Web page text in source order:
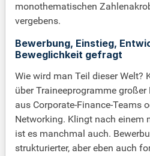
monothematischen
vergebens.
Bewerbung, Einstieg,
Beweglichkeit gefragt
Wie wird man Teil dieser Welt?
über Traineeprogramme großer
aus Corporate-Finance-Teams
Networking. Klingt nach einem
ist es manchmal auch.
strukturierter, aber eben auch